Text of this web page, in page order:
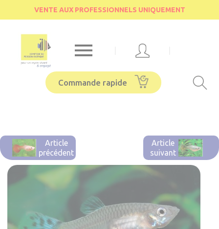
VENTE AUX PROFESSIONNELS UNIQUEMENT

Commande rapide
Article
précédent
Article
suivant